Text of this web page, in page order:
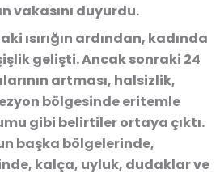
vakasını duyurdu.
ısırığın ardından, kadında
gelişti. Ancak sonraki 24
artması, halsizlik,
bölgesinde eritemle
gibi belirtiler ortaya çıktı.
başka bölgelerinde,
kalça, uyluk, dudaklar ve